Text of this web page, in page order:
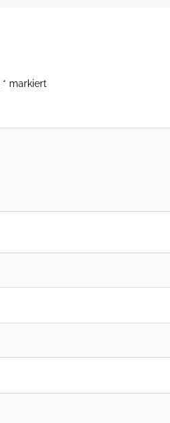
* markiert